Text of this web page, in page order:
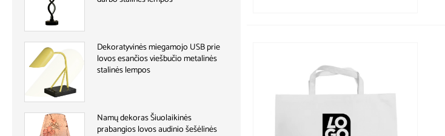
Dekoratyvinės miegamojo USB prie
lovos esančios viešbučio metalinės
stalinės lempos
Namų dekoras Šiuolaikinės
prabangios lovos audinio šešėlinės